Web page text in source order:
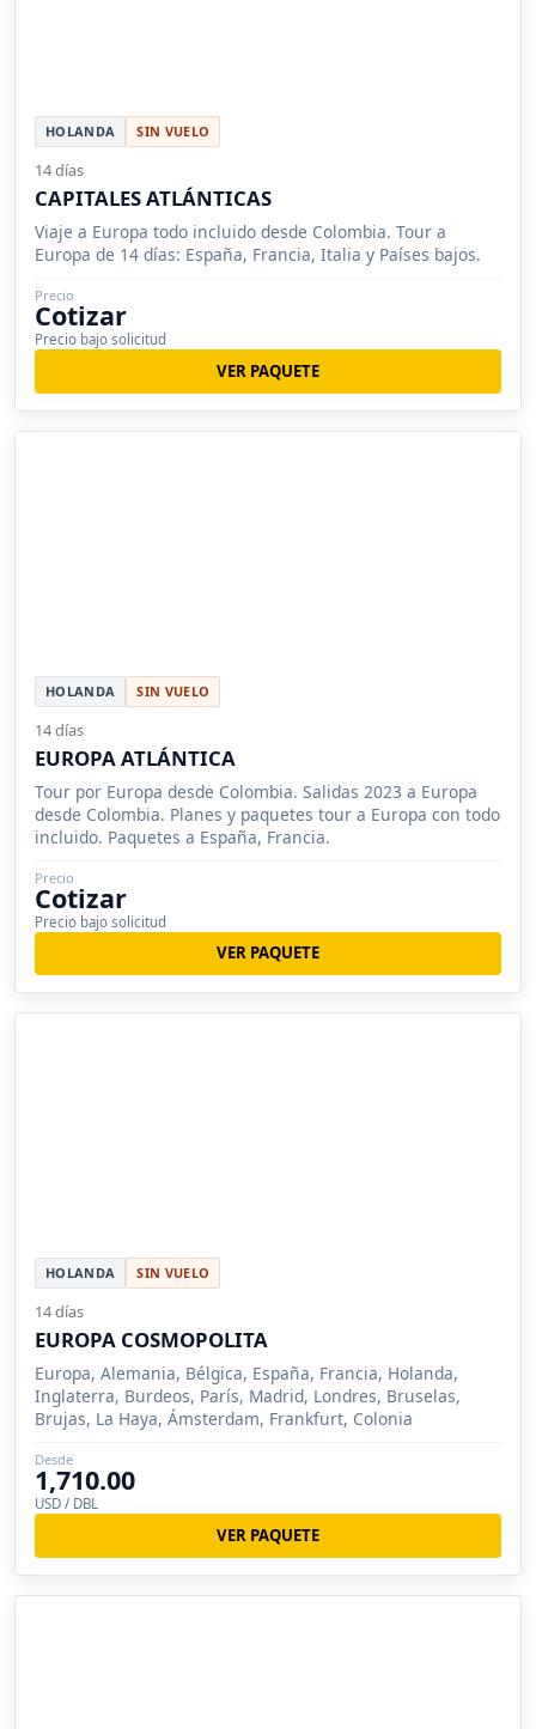
HOLANDA SIN VUELO
14 días
CAPITALES ATLÁNTICAS
Viaje a Europa todo incluido desde Colombia. Tour a
Europa de 14 días: España, Francia, Italia y Países bajos.
Precio
Cotizar
Precio bajo solicitud
VER PAQUETE
HOLANDA SIN VUELO
14 días
EUROPA ATLÁNTICA
Tour por Europa desde Colombia. Salidas 2023 a Europa
desde Colombia. Planes y paquetes tour a Europa con todo
incluido. Paquetes a España, Francia.
Precio
Cotizar
Precio bajo solicitud
VER PAQUETE
HOLANDA SIN VUELO
14 días
EUROPA COSMOPOLITA
Europa, Alemania, Bélgica, España, Francia, Holanda,
Inglaterra, Burdeos, París, Madrid, Londres, Bruselas,
Brujas, La Haya, Ámsterdam, Frankfurt, Colonia
Desde
1,710.00
USD / DBL
VER PAQUETE